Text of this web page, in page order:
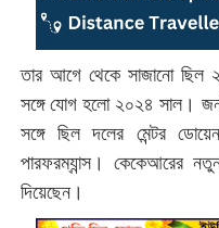
তার আগে থেকে সাজানো ছিল
সঙ্গে যোগ হলো ২০২৪ সাল।
সঙ্গে ছিল দলের মেন্টর
পারফরম্যান্স। কেকেআরের
দিয়েছেন।